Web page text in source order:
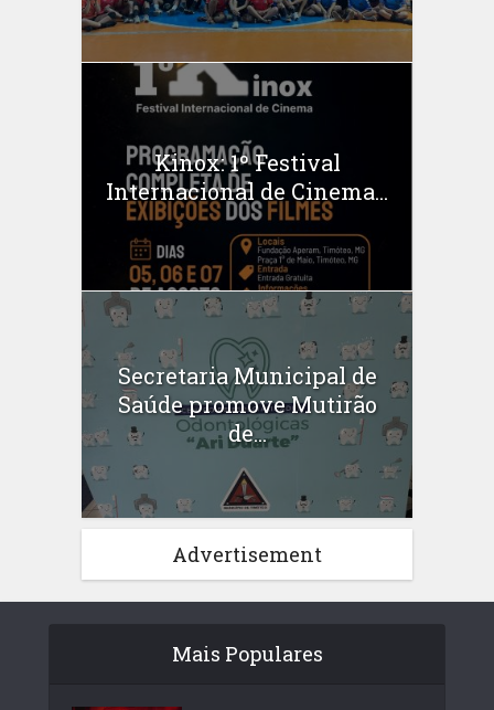
Kinox: 1º Festival
Internacional de Cinema...
Secretaria Municipal de
Saúde promove Mutirão
de...
Advertisement
Mais Populares